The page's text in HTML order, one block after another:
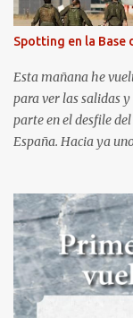
Gijón . He aquí
domingo.
Spotting en la Base
Esta mañana he
para ver las salidas
parte en el desfile
España. Hacia ya
cercano en la senda
comenzaba a las
la base militar con
identificarnos antes
ocasiones, hemos
que nos han